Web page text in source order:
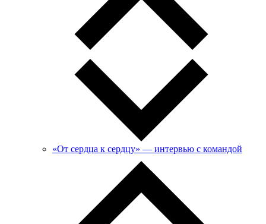
«От сердца к сердцу» — интервью с командой